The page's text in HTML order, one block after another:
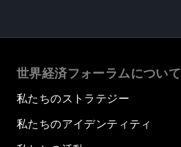
世界経済フォーラムについて
私たちのストラテジー
私たちのアイデンティティ